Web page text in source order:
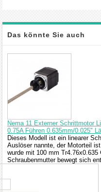
Das könnte Sie auch
interessieren
Nema 11 Externer Schrittmotor
0.75A Führen 0.635mm/0.025"
Dieses Modell ist ein linearer
Auslöser nannte, der Motorteil
wurde mit 100 mm
Schraubenmutter bewegt sich